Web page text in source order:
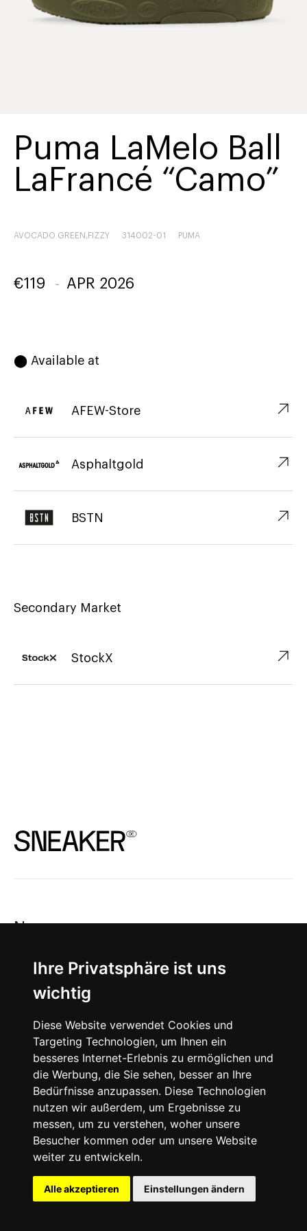
Ihre Privatsphäre ist uns
wichtig
Diese Website verwendet Cookies und
Targeting Technologien, um Ihnen ein
besseres Internet-Erlebnis zu ermöglichen und
die Werbung, die Sie sehen, besser an Ihre
Bedürfnisse anzupassen. Diese Technologien
nutzen wir außerdem, um Ergebnisse zu
messen, um zu verstehen, woher unsere
Besucher kommen oder um unsere Website
weiter zu entwickeln.
Alle akzeptieren Einstellungen ändern
Puma LaMelo Ball
LaFrancé “Camo”
AVOCADO GREEN,FIZZY 314002-01 PUMA
€119 - APR 2026
⬤ Available at
AFEW-Store ↗︎
Asphaltgold ↗︎
BSTN ↗︎
Secondary Market
StockX ↗︎
News
About
Instagram
Facebook
© 2024 SNEAKERᴰᴱ, All rights reserved.
Impressum Datenschutz
Cookie-Einstellungen